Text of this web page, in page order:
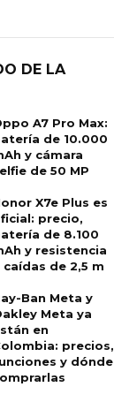
DE LA
A7 Pro Max:
de 10.000
y cámara
de 50 MP
X7e Plus es
precio,
de 8.100
y resistencia
caídas de 2,5 m
Ban Meta y
Meta ya
en
precios,
y dónde